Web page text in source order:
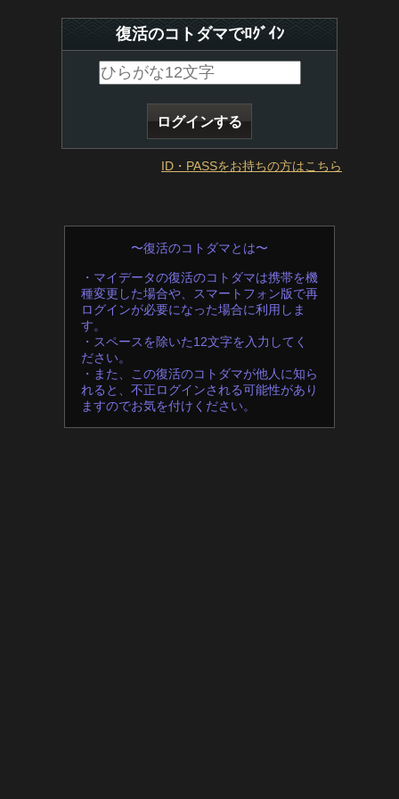
復活のコトダマでﾛｸﾞｲﾝ
ID・PASSをお持ちの方はこちら
〜復活のコトダマとは〜
・マイデータの復活のコトダマは携帯を機
種変更した場合や、スマートフォン版で再
ログインが必要になった場合に利用しま
す。
・スペースを除いた12文字を入力してく
ださい。
・また、この復活のコトダマが他人に知ら
れると、不正ログインされる可能性があり
ますのでお気を付けください。